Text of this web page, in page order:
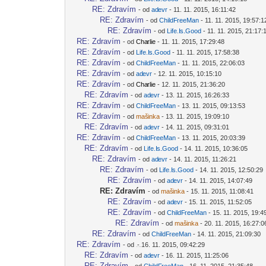
RE: Zdravím - odadevr - 11. 11. 2015, 16:11:42
RE: Zdravím - odChildFreeMan - 11. 11. 2015,
RE: Zdravím - od Life.Is.Good - 11. 11. 2015,
RE: Zdravím - odCharlie - 11. 11. 2015, 17:29:48
RE: Zdravím - od Life.Is.Good - 11. 11. 2015, 17:58:38
RE: Zdravím - odChildFreeMan - 11. 11. 2015, 22:06:03
RE: Zdravím - odadevr - 12. 11. 2015, 10:15:10
RE: Zdravím - odCharlie - 12. 11. 2015, 21:36:20
RE: Zdravím - odadevr - 13. 11. 2015, 16:26:33
RE: Zdravím - odChildFreeMan - 13. 11. 2015, 09:13:53
RE: Zdravím - odmašinka - 13. 11. 2015, 19:09:10
RE: Zdravím - odadevr - 14. 11. 2015, 09:31:01
RE: Zdravím - odChildFreeMan - 13. 11. 2015, 20:03:39
RE: Zdravím - od Life.Is.Good - 14. 11. 2015, 10:36:05
RE: Zdravím - odadevr - 14. 11. 2015, 11:26:21
RE: Zdravím - od Life.Is.Good - 14. 11. 2015, 12:50:29
RE: Zdravím - odadevr - 14. 11. 2015, 14:07:49
RE: Zdravím - odmašinka - 15. 11. 2015, 11:08:41
RE: Zdravím - odadevr - 15. 11. 2015, 11:52:05
RE: Zdravím - odChildFreeMan - 15. 11. 2015,
RE: Zdravím - odmašinka - 20. 11. 2015,
RE: Zdravím - odChildFreeMan - 14. 11. 2015, 21:09:30
RE: Zdravím - od - 16. 11. 2015, 09:42:29
RE: Zdravím - odadevr - 16. 11. 2015, 11:25:06